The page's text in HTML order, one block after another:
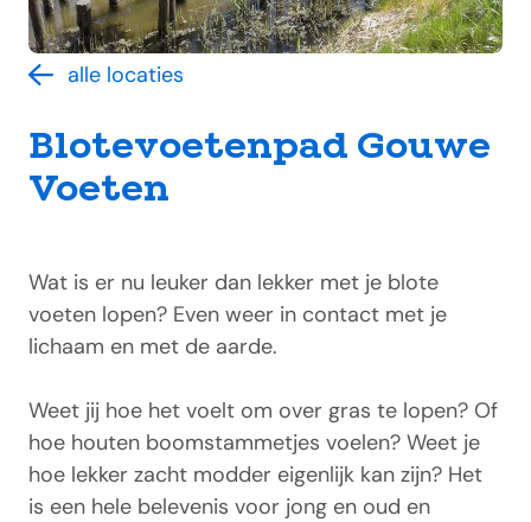
alle locaties
Blotevoetenpad Gouwe
Voeten
Wat is er nu leuker dan lekker met je blote
voeten lopen? Even weer in contact met je
lichaam en met de aarde.
Weet jij hoe het voelt om over gras te lopen? Of
hoe houten boomstammetjes voelen? Weet je
hoe lekker zacht modder eigenlijk kan zijn? Het
is een hele belevenis voor jong en oud en